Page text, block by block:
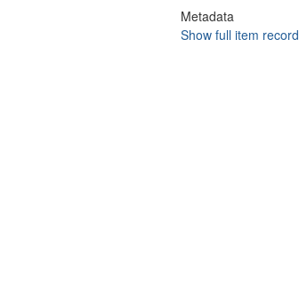
Metadata
Show full item record